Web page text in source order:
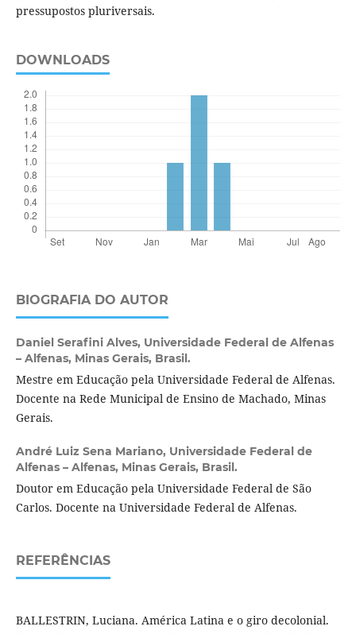
pressupostos pluriversais.
DOWNLOADS
BIOGRAFIA DO AUTOR
Daniel Serafini Alves, Universidade Federal de Alfenas
– Alfenas, Minas Gerais, Brasil.
Mestre em Educação pela Universidade Federal de Alfenas.
Docente na Rede Municipal de Ensino de Machado, Minas
Gerais.
André Luiz Sena Mariano, Universidade Federal de
Alfenas – Alfenas, Minas Gerais, Brasil.
Doutor em Educação pela Universidade Federal de São
Carlos. Docente na Universidade Federal de Alfenas.
REFERÊNCIAS
BALLESTRIN, Luciana. América Latina e o giro decolonial.